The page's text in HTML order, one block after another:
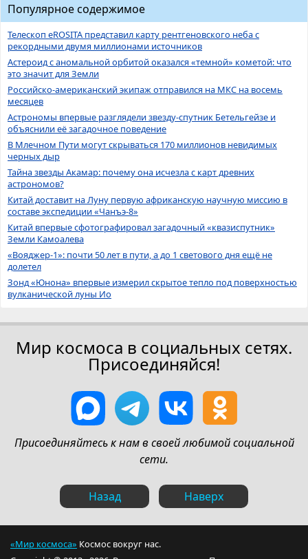
Популярное содержимое
Телескоп eROSITA представил карту рентгеновского неба с
рекордными двумя миллионами источников
Астероид с аномальной орбитой оказался «темной» кометой: что
это значит для Земли
Российско-американский экипаж отправился на МКС на восемь
месяцев
Астрономы впервые разглядели звезду-спутник Бетельгейзе и
объяснили её загадочное поведение
В Млечном Пути могут скрываться 170 миллионов невидимых
черных дыр
Тайна звезды Акамар: почему она исчезла с карт древних
астрономов?
Китай доставит на Луну первую африканскую научную миссию в
составе экспедиции «Чанъэ-8»
Китай впервые сфотографировал загадочный «квазиспутник»
Земли Камоалева
«Вояджер-1»: почти 50 лет в пути, а до 1 светового дня ещё не
долетел
Зонд «Юнона» впервые измерил скрытое тепло под поверхностью
вулканической луны Ио
Мир космоса в социальных сетях.
Присоединяйся!
Присоединяйтесь к нам в своей любимой социальной
сети.
Назад Наверх
«Мир космоса» Космос вокруг нас.